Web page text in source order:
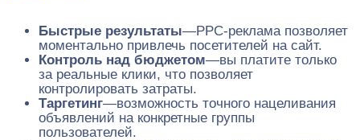
Быстрые результаты—PPC-реклама позволяет
моментально привлечь посетителей на сайт.
Контроль над бюджетом—вы платите только
за реальные клики, что позволяет
контролировать затраты.
Таргетинг—возможность точного нацеливания
объявлений на конкретные группы
пользователей.